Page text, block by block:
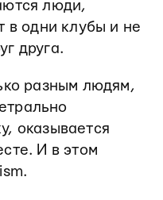
люди,
в одни клубы и не
друга.
разным людям,
оказывается
И в этом